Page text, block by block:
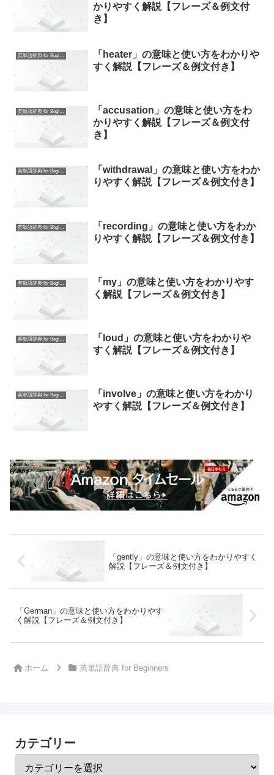
かりやすく解説【フレーズ＆例文付
き】
英単語辞典 for Beginners
「heater」の意味と使い方をわかりや
すく解説【フレーズ＆例文付き】
英単語辞典 for Beginners
「accusation」の意味と使い方をわ
かりやすく解説【フレーズ＆例文付
き】
英単語辞典 for Beginners
「withdrawal」の意味と使い方をわか
りやすく解説【フレーズ＆例文付き】
英単語辞典 for Beginners
「recording」の意味と使い方をわか
りやすく解説【フレーズ＆例文付き】
英単語辞典 for Beginners
「my」の意味と使い方をわかりやす
く解説【フレーズ＆例文付き】
英単語辞典 for Beginners
「loud」の意味と使い方をわかりや
すく解説【フレーズ＆例文付き】
英単語辞典 for Beginners
「involve」の意味と使い方をわかり
やすく解説【フレーズ＆例文付き】
「gently」の意味と使い方をわかりやすく
解説【フレーズ＆例文付き】
「German」の意味と使い方をわかりやす
く解説【フレーズ＆例文付き】
ホーム 英単語辞典 for Beginners
カテゴリー